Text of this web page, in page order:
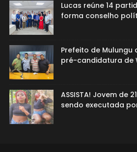
Lucas reúne 14
forma conselho
Prefeito de
pré-candidatura de
ASSISTA! Jovem de
sendo executada